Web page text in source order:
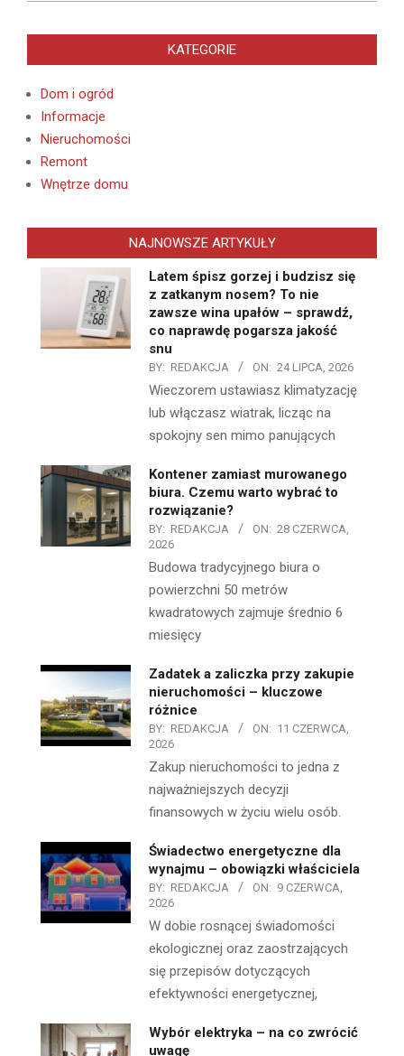
KATEGORIE
Dom i ogród
Informacje
Nieruchomości
Remont
Wnętrze domu
NAJNOWSZE ARTYKUŁY
Latem śpisz gorzej i budzisz się
z zatkanym nosem? To nie
zawsze wina upałów – sprawdź,
co naprawdę pogarsza jakość
snu
BY: REDAKCJA ON: 24 LIPCA, 2026
Wieczorem ustawiasz klimatyzację
lub włączasz wiatrak, licząc na
spokojny sen mimo panujących
Kontener zamiast murowanego
biura. Czemu warto wybrać to
rozwiązanie?
BY: REDAKCJA ON: 28 CZERWCA,
2026
Budowa tradycyjnego biura o
powierzchni 50 metrów
kwadratowych zajmuje średnio 6
miesięcy
Zadatek a zaliczka przy zakupie
nieruchomości – kluczowe
różnice
BY: REDAKCJA ON: 11 CZERWCA,
2026
Zakup nieruchomości to jedna z
najważniejszych decyzji
finansowych w życiu wielu osób.
Świadectwo energetyczne dla
wynajmu – obowiązki właściciela
BY: REDAKCJA ON: 9 CZERWCA,
2026
W dobie rosnącej świadomości
ekologicznej oraz zaostrzających
się przepisów dotyczących
efektywności energetycznej,
Wybór elektryka – na co zwrócić
uwagę